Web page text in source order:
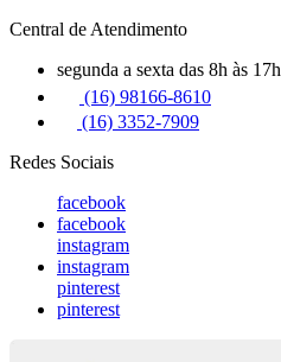
Central de Atendimento
segunda a sexta das 8h às 17h
(16) 98166-8610
(16) 3352-7909
Redes Sociais
facebook
facebook
instagram
instagram
pinterest
pinterest